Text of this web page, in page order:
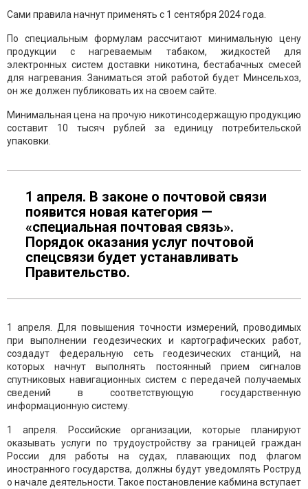
Сами правила начнут применять с 1 сентября 2024 года.
По специальным формулам рассчитают минимальную цену
продукции с нагреваемым табаком, жидкостей для
электронных систем доставки никотина, бестабачных смесей
для нагревания. Заниматься этой работой будет Минсельхоз,
он же должен публиковать их на своем сайте.
Минимальная цена на прочую никотинсодержащую продукцию
составит 10 тысяч рублей за единицу потребительской
упаковки.
1 апреля. В законе о почтовой связи
появится новая категория —
«специальная почтовая связь».
Порядок оказания услуг почтовой
спецсвязи будет устанавливать
Правительство.
1 апреля. Для повышения точности измерений, проводимых
при выполнении геодезических и картографических работ,
создадут федеральную сеть геодезических станций, на
которых начнут выполнять постоянный прием сигналов
спутниковых навигационных систем с передачей получаемых
сведений в соответствующую государственную
информационную систему.
1 апреля. Российские организации, которые планируют
оказывать услуги по трудоустройству за границей граждан
России для работы на судах, плавающих под флагом
иностранного государства, должны будут уведомлять Роструд
о начале деятельности. Такое постановление кабмина вступает